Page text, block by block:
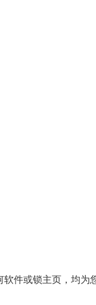
件或锁主页，均为